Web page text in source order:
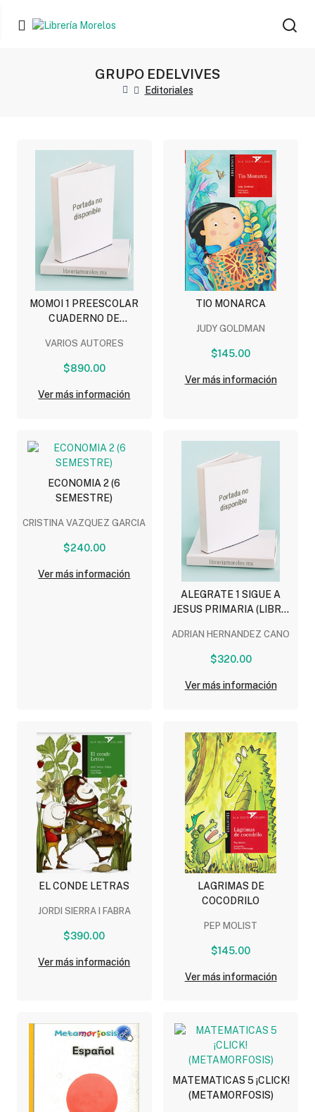
GRUPO EDELVIVES
Editoriales
MOMOI 1 PREESCOLAR
CUADERNO DE
VARIOS AUTORES
$890.00
Ver más información
TIO MONARCA
JUDY GOLDMAN
$145.00
Ver más información
ECONOMIA 2 (6
SEMESTRE)
CRISTINA VAZQUEZ GARCIA
$240.00
Ver más información
ALEGRATE 1 SIGUE A
JESUS PRIMARIA (LIBRO
DE CANTOS Y
ORACIONES)
ADRIAN HERNANDEZ CANO
$320.00
Ver más información
EL CONDE LETRAS
JORDI SIERRA I FABRA
$390.00
Ver más información
LAGRIMAS DE
COCODRILO
PEP MOLIST
$145.00
Ver más información
MATEMATICAS 5 ¡CLICK!
(METAMORFOSIS)